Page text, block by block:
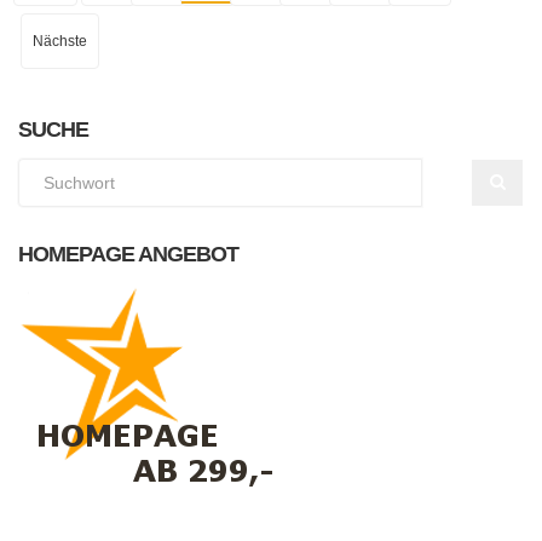
Nächste
SUCHE
HOMEPAGE ANGEBOT